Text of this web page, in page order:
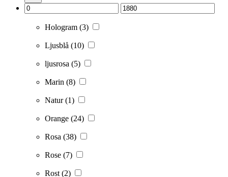
Hologram (3)
Ljusblå (10)
ljusrosa (5)
Marin (8)
Natur(1)
Orange (24)
Rosa (38)
Rose (7)
Rost (2)